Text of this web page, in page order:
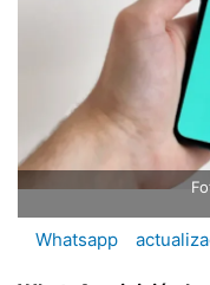
Whatsapp